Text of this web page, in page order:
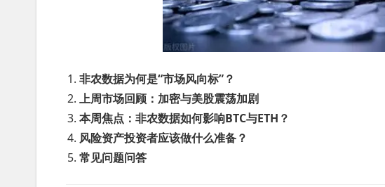
非农数据为何是“市场风向标”？
上周市场回顾：加密与美股震荡加剧
本周焦点：非农数据如何影响BTC与ETH？
风险资产投资者应该做什么准备？
常见问题问答